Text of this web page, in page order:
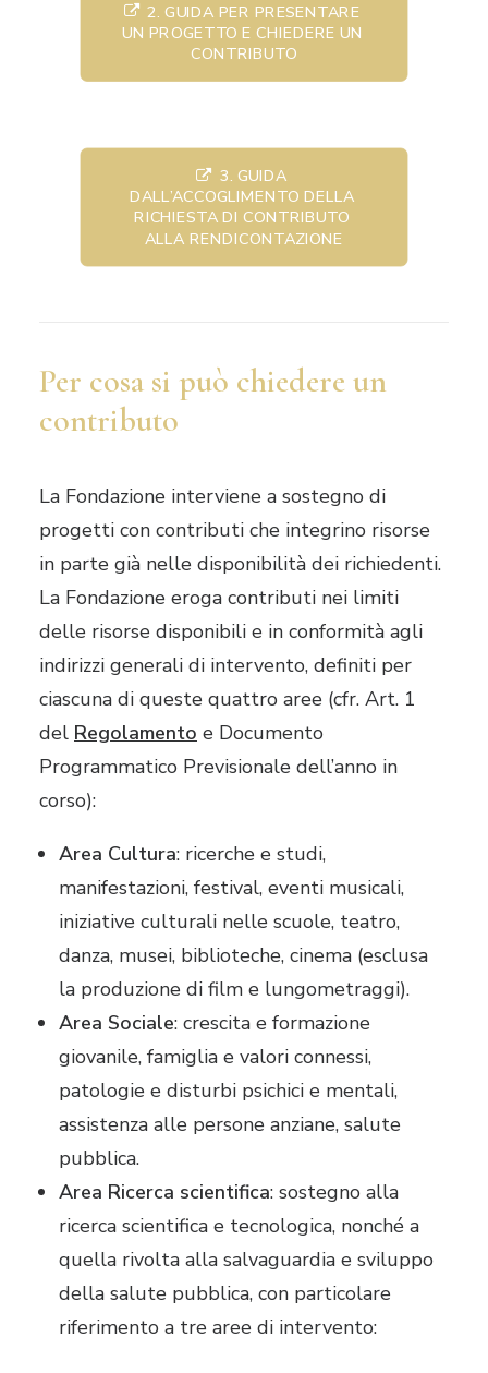
2. GUIDA PER PRESENTARE
UN PROGETTO E CHIEDERE UN
CONTRIBUTO
3. GUIDA
DALL’ACCOGLIMENTO DELLA
RICHIESTA DI CONTRIBUTO
ALLA RENDICONTAZIONE
Per cosa si può chiedere un
contributo
La Fondazione interviene a sostegno di
progetti con contributi che integrino risorse
in parte già nelle disponibilità dei richiedenti.
La Fondazione eroga contributi nei limiti
delle risorse disponibili e in conformità agli
indirizzi generali di intervento, definiti per
ciascuna di queste quattro aree (cfr. Art. 1
del Regolamento e Documento
Programmatico Previsionale dell’anno in
corso):
Area Cultura: ricerche e studi,
manifestazioni, festival, eventi musicali,
iniziative culturali nelle scuole, teatro,
danza, musei, biblioteche, cinema (esclusa
la produzione di film e lungometraggi).
Area Sociale: crescita e formazione
giovanile, famiglia e valori connessi,
patologie e disturbi psichici e mentali,
assistenza alle persone anziane, salute
pubblica.
Area Ricerca scientifica: sostegno alla
ricerca scientifica e tecnologica, nonché a
quella rivolta alla salvaguardia e sviluppo
della salute pubblica, con particolare
riferimento a tre aree di intervento: